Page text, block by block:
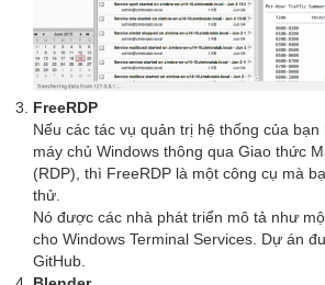
FreeRDP
Nếu các tác vụ quản trị hệ thống của
máy chủ Windows thông qua Giao thức
(RDP), thì FreeRDP là một công cụ mà
thử.
Nó được các nhà phát triển mô tả như
cho Windows Terminal Services. Dự án
GitHub.